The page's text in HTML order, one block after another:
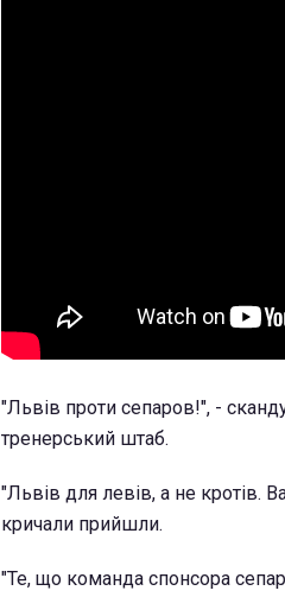
"Львів проти сепаров!", -
тренерський штаб.
"Львів для левів, а не кротів.
кричали прийшли.
"Те, що команда спонсора